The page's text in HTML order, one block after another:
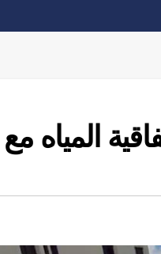
المياه مع